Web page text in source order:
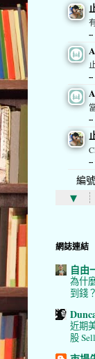
--
--
--
--
編
▾
網誌連結
自由
為什
到錢？
近期
股